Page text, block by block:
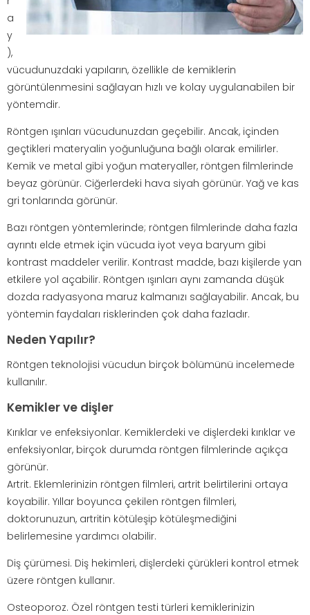
a
y
),
vücudunuzdaki yapıların, özellikle de kemiklerin
görüntülenmesini sağlayan hızlı ve kolay uygulanabilen bir
yöntemdir.
Röntgen ışınları vücudunuzdan geçebilir. Ancak, içinden
geçtikleri materyalin yoğunluğuna bağlı olarak emilirler.
Kemik ve metal gibi yoğun materyaller, röntgen filmlerinde
beyaz görünür. Ciğerlerdeki hava siyah görünür. Yağ ve kas
gri tonlarında görünür.
Bazı röntgen yöntemlerinde; röntgen filmlerinde daha fazla
ayrıntı elde etmek için vücuda iyot veya baryum gibi
kontrast maddeler verilir. Kontrast madde, bazı kişilerde yan
etkilere yol açabilir. Röntgen ışınları aynı zamanda düşük
dozda radyasyona maruz kalmanızı sağlayabilir. Ancak, bu
yöntemin faydaları risklerinden çok daha fazladır.
Neden Yapılır?
Röntgen teknolojisi vücudun birçok bölümünü incelemede
kullanılır.
Kemikler ve dişler
Kırıklar ve enfeksiyonlar. Kemiklerdeki ve dişlerdeki kırıklar ve
enfeksiyonlar, birçok durumda röntgen filmlerinde açıkça
görünür.
Artrit. Eklemlerinizin röntgen filmleri, artrit belirtilerini ortaya
koyabilir. Yıllar boyunca çekilen röntgen filmleri,
doktorunuzun, artritin kötüleşip kötüleşmediğini
belirlemesine yardımcı olabilir.
Diş çürümesi. Diş hekimleri, dişlerdeki çürükleri kontrol etmek
üzere röntgen kullanır.
Osteoporoz. Özel röntgen testi türleri kemiklerinizin